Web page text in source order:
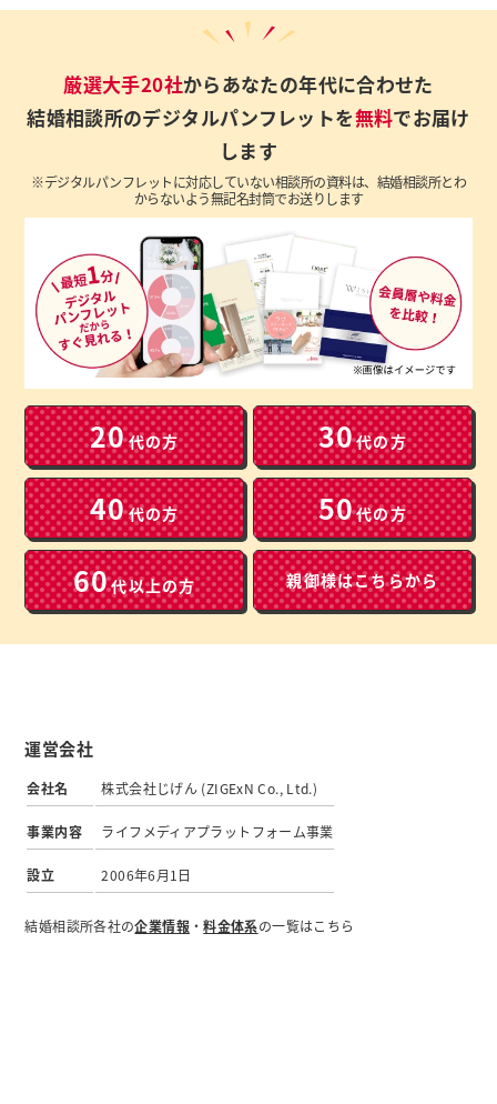
厳選大手20社からあなたの年代に合わせた
結婚相談所のデジタルパンフレットを無料でお届け
します
※デジタルパンフレットに対応していない相談所の資料は、結婚相談所とわ
からないよう無記名封筒でお送りします
20代の方 30代の方
40代の方 50代の方
60代以上の方 親御様はこちらから
運営会社
会社名 株式会社じげん (ZIGExN Co., Ltd.)
事業内容 ライフメディアプラットフォーム事業
設立 2006年6月1日
結婚相談所各社の企業情報・料金体系の一覧はこちら